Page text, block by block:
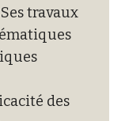
travaux
des